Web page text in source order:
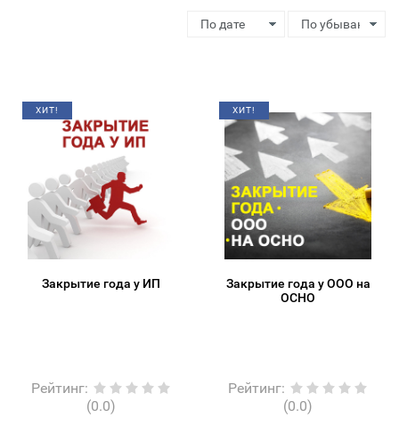
ХИТ!
Закрытие года у ИП
Рейтинг:
(0.0)
ХИТ!
Закрытие года у ООО на
ОСНО
Рейтинг:
(0.0)